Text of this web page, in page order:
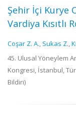
Şehir İçi Kurye
Vardiya Kısıtlı
Coşar Z. A., Sukas Z.,
45. Ulusal Yöneylem
Kongresi, İstanbul,
Bildiri)